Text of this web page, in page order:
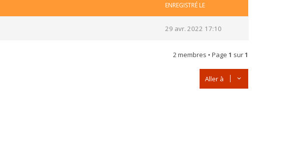
ENREGISTRÉ LE
29 avr. 2022 17:10
2 membres • Page 1 sur1
Aller à